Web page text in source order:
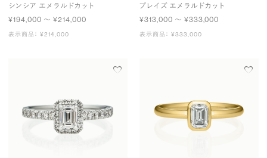
シンシア エメラルドカット
¥194,000 〜 ¥214,000
表示商品： ¥214,000
プレイズ エメラルドカット
¥313,000 〜 ¥333,000
表示商品： ¥333,000